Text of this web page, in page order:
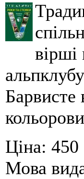
вірші
Барвисте
Ціна: 450
Мова